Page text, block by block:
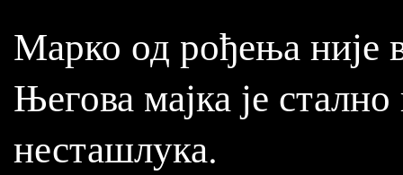
Марко од рођења није
Његова мајка је
несташлука.